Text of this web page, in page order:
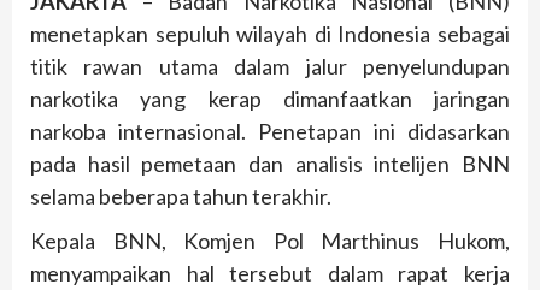
menetapkan sepuluh wilayah di Indonesia sebagai
titik rawan utama dalam jalur penyelundupan
narkotika yang kerap dimanfaatkan jaringan
narkoba internasional. Penetapan ini didasarkan
pada hasil pemetaan dan analisis intelijen BNN
selama beberapa tahun terakhir.
Kepala BNN, Komjen Pol Marthinus Hukom,
menyampaikan hal tersebut dalam rapat kerja